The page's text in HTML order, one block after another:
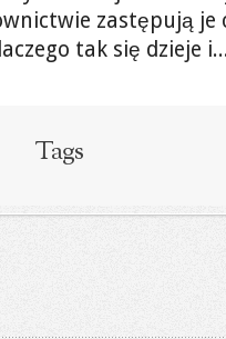
zastępują je
tak się dzieje
Tags